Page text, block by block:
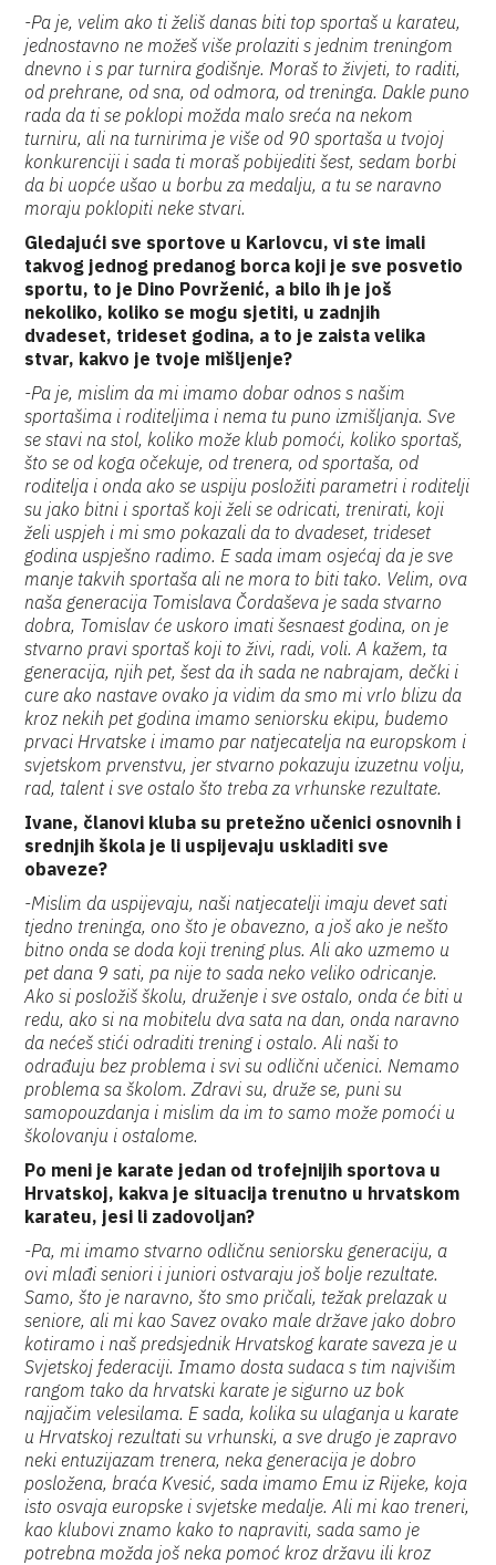
-Pa je, velim ako ti želiš danas biti top sportaš u karateu,
jednostavno ne možeš više prolaziti s jednim treningom
dnevno i s par turnira godišnje. Moraš to živjeti, to raditi,
od prehrane, od sna, od odmora, od treninga. Dakle puno
rada da ti se poklopi možda malo sreća na nekom
turniru, ali na turnirima je više od 90 sportaša u tvojoj
konkurenciji i sada ti moraš pobijediti šest, sedam borbi
da bi uopće ušao u borbu za medalju, a tu se naravno
moraju poklopiti neke stvari.
Gledajući sve sportove u Karlovcu, vi ste imali
takvog jednog predanog borca koji je sve posvetio
sportu, to je Dino Povrženić, a bilo ih je još
nekoliko, koliko se mogu sjetiti, u zadnjih
dvadeset, trideset godina, a to je zaista velika
stvar, kakvo je tvoje mišljenje?
-Pa je, mislim da mi imamo dobar odnos s našim
sportašima i roditeljima i nema tu puno izmišljanja. Sve
se stavi na stol, koliko može klub pomoći, koliko sportaš,
što se od koga očekuje, od trenera, od sportaša, od
roditelja i onda ako se uspiju posložiti parametri i roditelji
su jako bitni i sportaš koji želi se odricati, trenirati, koji
želi uspjeh i mi smo pokazali da to dvadeset, trideset
godina uspješno radimo. E sada imam osjećaj da je sve
manje takvih sportaša ali ne mora to biti tako. Velim, ova
naša generacija Tomislava Čordaševa je sada stvarno
dobra, Tomislav će uskoro imati šesnaest godina, on je
stvarno pravi sportaš koji to živi, radi, voli. A kažem, ta
generacija, njih pet, šest da ih sada ne nabrajam, dečki i
cure ako nastave ovako ja vidim da smo mi vrlo blizu da
kroz nekih pet godina imamo seniorsku ekipu, budemo
prvaci Hrvatske i imamo par natjecatelja na europskom i
svjetskom prvenstvu, jer stvarno pokazuju izuzetnu volju,
rad, talent i sve ostalo što treba za vrhunske rezultate.
Ivane, članovi kluba su pretežno učenici osnovnih i
srednjih škola je li uspijevaju uskladiti sve
obaveze?
-Mislim da uspijevaju, naši natjecatelji imaju devet sati
tjedno treninga, ono što je obavezno, a još ako je nešto
bitno onda se doda koji trening plus. Ali ako uzmemo u
pet dana 9 sati, pa nije to sada neko veliko odricanje.
Ako si posložiš školu, druženje i sve ostalo, onda će biti u
redu, ako si na mobitelu dva sata na dan, onda naravno
da nećeš stići odraditi trening i ostalo. Ali naši to
odrađuju bez problema i svi su odlični učenici. Nemamo
problema sa školom. Zdravi su, druže se, puni su
samopouzdanja i mislim da im to samo može pomoći u
školovanju i ostalome.
Po meni je karate jedan od trofejnijih sportova u
Hrvatskoj, kakva je situacija trenutno u hrvatskom
karateu, jesi li zadovoljan?
-Pa, mi imamo stvarno odličnu seniorsku generaciju, a
ovi mlađi seniori i juniori ostvaraju još bolje rezultate.
Samo, što je naravno, što smo pričali, težak prelazak u
seniore, ali mi kao Savez ovako male države jako dobro
kotiramo i naš predsjednik Hrvatskog karate saveza je u
Svjetskoj federaciji. Imamo dosta sudaca s tim najvišim
rangom tako da hrvatski karate je sigurno uz bok
najjačim velesilama. E sada, kolika su ulaganja u karate
u Hrvatskoj rezultati su vrhunski, a sve drugo je zapravo
neki entuzijazam trenera, neka generacija je dobro
posložena, braća Kvesić, sada imamo Emu iz Rijeke, koja
isto osvaja europske i svjetske medalje. Ali mi kao treneri,
kao klubovi znamo kako to napraviti, sada samo je
potrebna možda još neka pomoć kroz državu ili kroz